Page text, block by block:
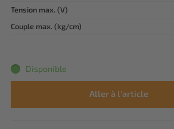
Tension max. (V)
Couple max. (kg/cm)
Disponible
Aller à l'article